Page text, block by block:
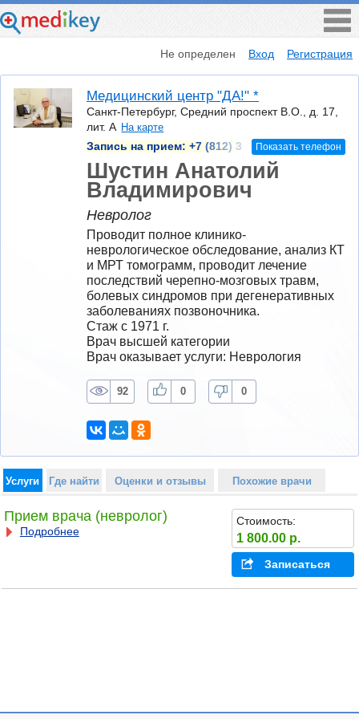
Не определен Вход Регистрация
Медицинский центр "ДА!" *
Санкт-Петербург, Средний проспект В.О., д. 17,
лит. А На карте
Запись на прием: +7 (812) 3 Показать телефон
Шустин Анатолий
Владимирович
Невролог
Проводит полное клинико-
неврологическое обследование, анализ КТ
и МРТ томограмм, проводит лечение
последствий черепно-мозговых травм,
болевых синдромов при дегенеративных
заболеваниях позвоночника.
Стаж с 1971 г.
Врач высшей категории
Врач оказывает услуги: Неврология
92 0 0
Услуги Где найти Оценки и отзывы Похожие врачи
Прием врача (невролог)
Подробнее
Стоимость:
1 800.00 р.
Записаться